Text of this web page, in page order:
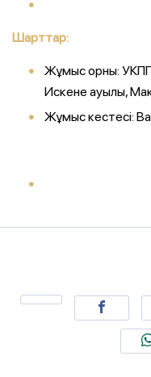
Шарттар:
Жұмыс орны: УКПГ
Искене ауылы,
Жұмыс кестесі: